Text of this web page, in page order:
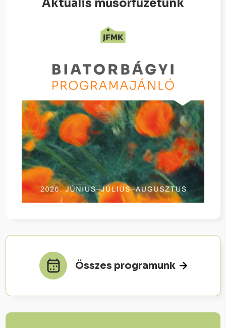
Aktuális műsorfüzetünk
Összes programunk